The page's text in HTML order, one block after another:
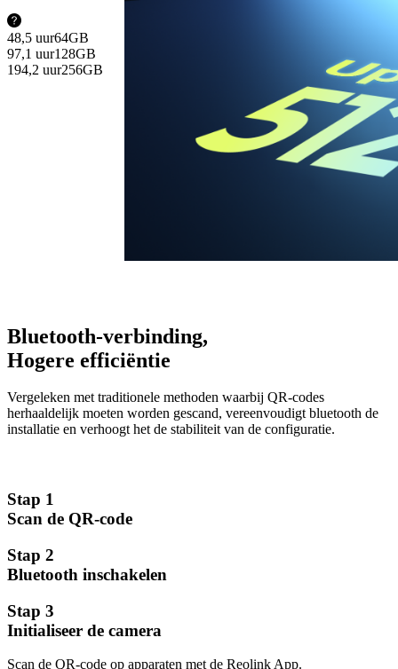
48,5 uur64GB
97,1 uur128GB
194,2 uur256GB
Bluetooth-verbinding,
Hogere efficiëntie
Vergeleken met traditionele methoden waarbij QR-codes
herhaaldelijk moeten worden gescand, vereenvoudigt bluetooth de
installatie en verhoogt het de stabiliteit van de configuratie.
Stap 1
Scan de QR-code
Stap 2
Bluetooth inschakelen
Stap 3
Initialiseer de camera
Scan de QR-code op apparaten met de Reolink App.